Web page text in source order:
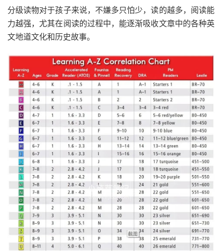
分级读物对于孩子来说，不嫌多只怕少，读的越多，阅读能
力越强，尤其在阅读的过程中，能逐渐吸收文章中的各种英
文地道文化和历史故事。